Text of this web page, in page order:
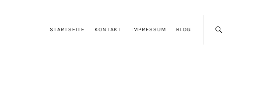
STARTSEITE KONTAKT IMPRESSUM BLOG